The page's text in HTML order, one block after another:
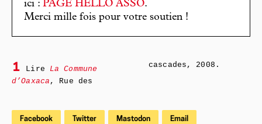
ici : PAGE HELLO ASSO.
Merci mille fois pour votre soutien !
1 Lire La Commune
d’Oaxaca , Rue des
cascades, 2008.
Facebook Twitter Mastodon Email